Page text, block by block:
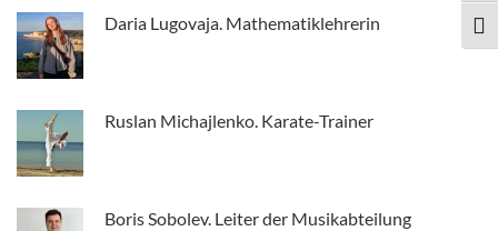
Daria Lugovaja. Mathematiklehrerin
Ruslan Michajlenko. Karate-Trainer
Boris Sobolev. Leiter der Musikabteilung